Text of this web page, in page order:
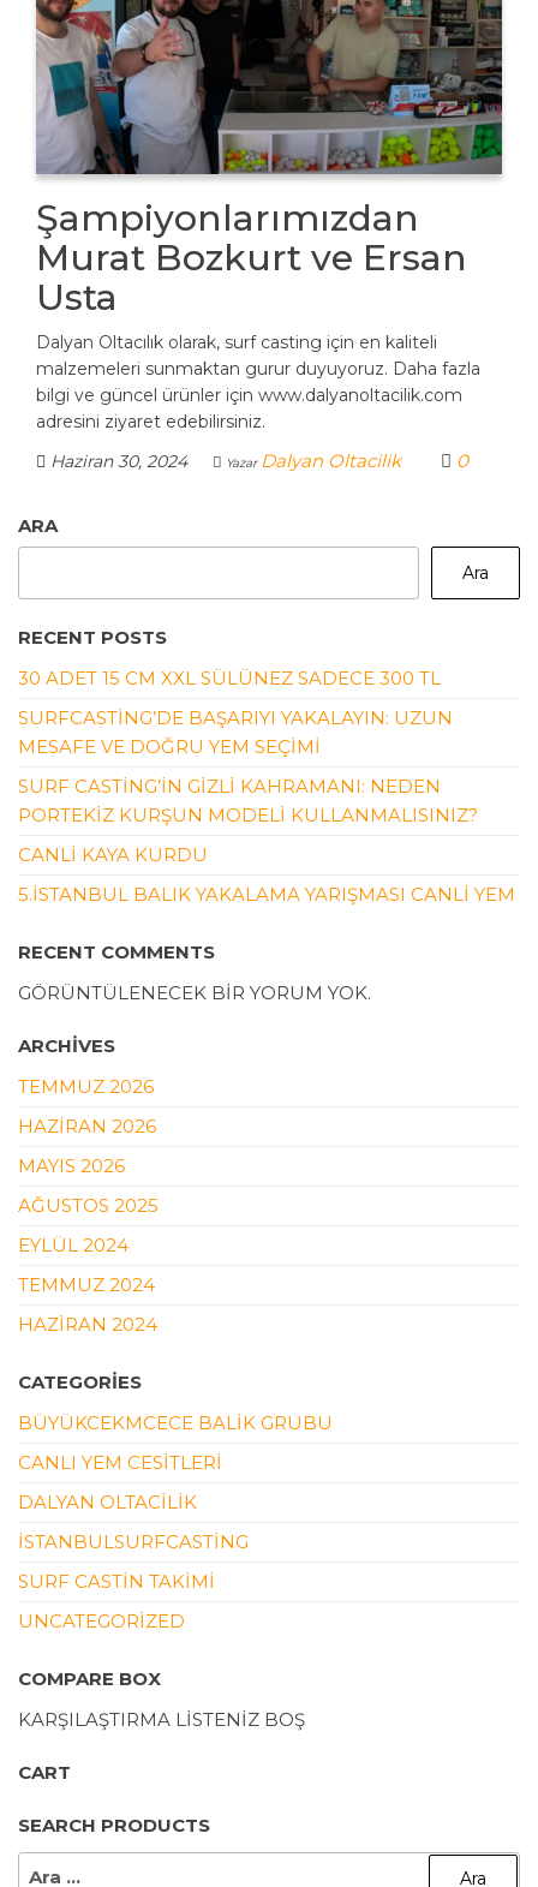
Şampiyonlarımızdan
Murat Bozkurt ve Ersan
Usta
Dalyan Oltacılık olarak, surf casting için en kaliteli
malzemeleri sunmaktan gurur duyuyoruz. Daha fazla
bilgi ve güncel ürünler için www.dalyanoltacilik.com
adresini ziyaret edebilirsiniz.
Haziran 30, 2024
Yazar Dalyan Oltacilik 0
ARA
Ara
RECENT POSTS
30 ADET 15 CM XXL SÜLÜNEZ SADECE 300 TL
SURFCASTING’DE BAŞARIYI YAKALAYIN: UZUN
MESAFE VE DOĞRU YEM SEÇIMI
SURF CASTING’IN GIZLI KAHRAMANI: NEDEN
PORTEKIZ KURŞUN MODELI KULLANMALISINIZ?
CANLI KAYA KURDU
5.İSTANBUL BALIK YAKALAMA YARIŞMASI CANLI YEM
RECENT COMMENTS
GÖRÜNTÜLENECEK BIR YORUM YOK.
ARCHIVES
TEMMUZ 2026
HAZIRAN 2026
MAYIS 2026
AĞUSTOS 2025
EYLÜL 2024
TEMMUZ 2024
HAZIRAN 2024
CATEGORIES
BÜYÜKCEKMCECE BALIK GRUBU
CANLI YEM CESITLERI
DALYAN OLTACILIK
ISTANBULSURFCASTING
SURF CASTIN TAKIMI
UNCATEGORIZED
COMPARE BOX
KARŞILAŞTIRMA LISTENIZ BOŞ
CART
SEARCH PRODUCTS